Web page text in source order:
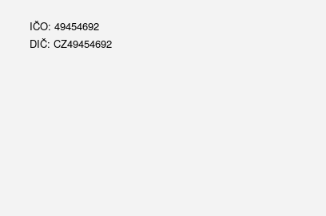
IČO: 49454692
DIČ: CZ49454692